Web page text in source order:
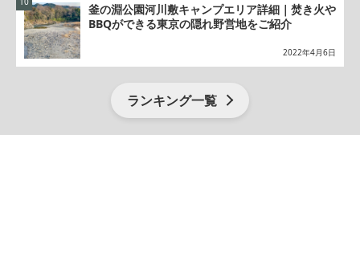
釜の淵公園河川敷キャンプエリア詳細｜焚き火や
BBQができる東京の隠れ野営地をご紹介
2022年4月6日
ランキング一覧